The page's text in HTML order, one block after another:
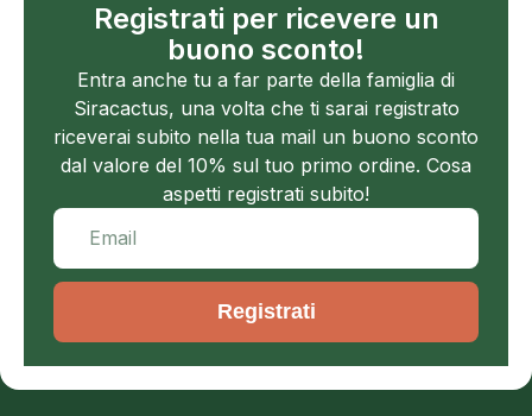
Registrati per ricevere un
buono sconto!
Entra anche tu a far parte della famiglia di
Siracactus, una volta che ti sarai registrato
riceverai subito nella tua mail un buono sconto
dal valore del 10% sul tuo primo ordine. Cosa
aspetti registrati subito!
Registrati